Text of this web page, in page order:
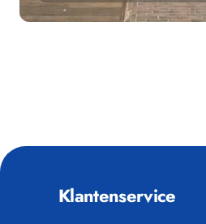
Klantenservice